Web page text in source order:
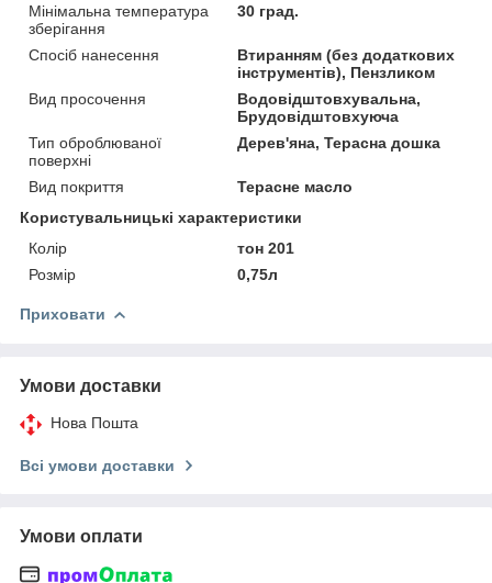
Мінімальна температура
зберігання
30 град.
Спосіб нанесення
Втиранням (без додаткових
інструментів), Пензликом
Вид просочення
Водовідштовхувальна,
Брудовідштовхуюча
Тип оброблюваної
поверхні
Дерев'яна, Терасна дошка
Вид покриття
Терасне масло
Користувальницькі характеристики
Колір
тон 201
Розмір
0,75л
Приховати
Умови доставки
Нова Пошта
Всі умови доставки
Умови оплати